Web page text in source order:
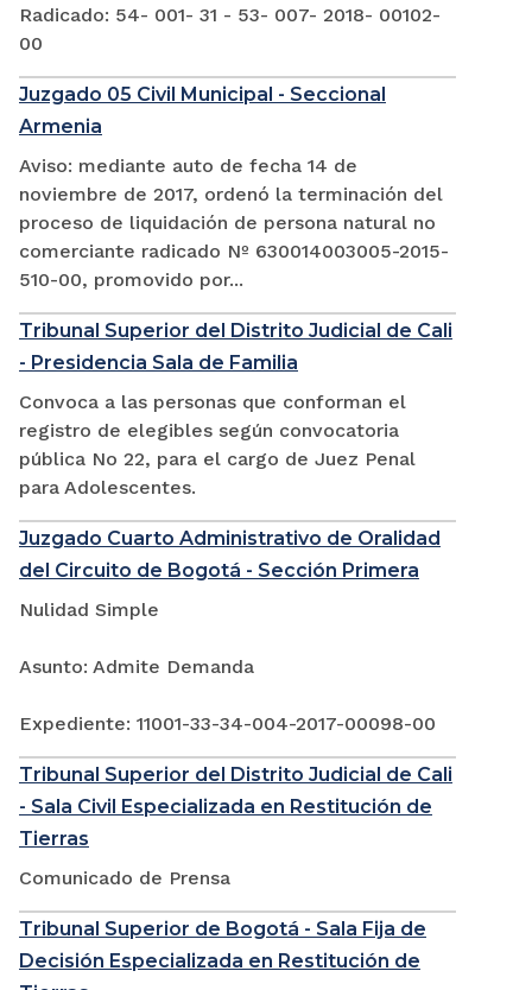
Radicado: 54- 001- 31 - 53- 007- 2018- 00102-
00
Juzgado 05 Civil Municipal - Seccional
Armenia
Aviso: mediante auto de fecha 14 de
noviembre de 2017, ordenó la terminación del
proceso de liquidación de persona natural no
comerciante radicado Nº 630014003005-2015-
510-00, promovido por...
Tribunal Superior del Distrito Judicial de Cali
- Presidencia Sala de Familia
Convoca a las personas que conforman el
registro de elegibles según convocatoria
pública No 22, para el cargo de Juez Penal
para Adolescentes.
Juzgado Cuarto Administrativo de Oralidad
del Circuito de Bogotá - Sección Primera
Nulidad Simple
Asunto: Admite Demanda
Expediente: 11001-33-34-004-2017-00098-00
Tribunal Superior del Distrito Judicial de Cali
- Sala Civil Especializada en Restitución de
Tierras
Comunicado de Prensa
Tribunal Superior de Bogotá - Sala Fija de
Decisión Especializada en Restitución de